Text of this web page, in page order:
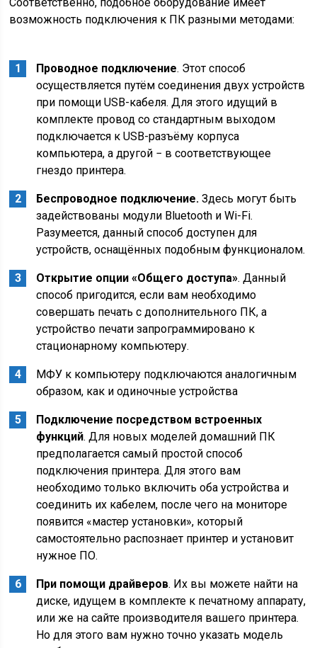
возможность подключения к ПК разными методами:
Проводное подключение. Этот способ
осуществляется путём соединения двух устройств
при помощи USB-кабеля. Для этого идущий в
комплекте провод со стандартным выходом
подключается к USB-разъёму корпуса
компьютера, а другой − в соответствующее
гнездо принтера.
Беспроводное подключение. Здесь могут быть
задействованы модули Bluetooth и Wi-Fi.
Разумеется, данный способ доступен для
устройств, оснащённых подобным функционалом.
Открытие опции «Общего доступа». Данный
способ пригодится, если вам необходимо
совершать печать с дополнительного ПК, а
устройство печати запрограммировано к
стационарному компьютеру.
МФУ к компьютеру подключаются аналогичным
образом, как и одиночные устройства
Подключение посредством встроенных
функций. Для новых моделей домашний ПК
предполагается самый простой способ
подключения принтера. Для этого вам
необходимо только включить оба устройства и
соединить их кабелем, после чего на мониторе
появится «мастер установки», который
самостоятельно распознает принтер и установит
нужное ПО.
При помощи драйверов. Их вы можете найти на
диске, идущем в комплекте к печатному аппарату,
или же на сайте производителя вашего принтера.
Но для этого вам нужно точно указать модель